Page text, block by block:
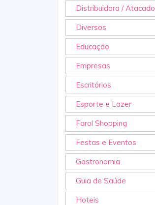
Distribuidora / Atacado
Diversos
Educação
Empresas
Escritórios
Esporte e Lazer
Farol Shopping
Festas e Eventos
Gastronomia
Guia de Saúde
Hoteis